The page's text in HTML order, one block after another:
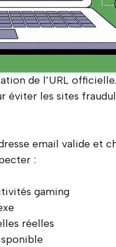
de l’URL
éviter les sites
email valide et
:
gaming
réelles